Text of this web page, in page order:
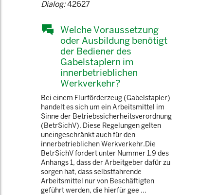
Dialog:42627
Welche Voraussetzung
oder Ausbildung benötigt
der Bediener des
Gabelstaplern im
innerbetrieblichen
Werkverkehr?
Bei einem Flurförderzeug (Gabelstapler)
handelt es sich um ein Arbeitsmittel im
Sinne der Betriebssicherheitsverordnung
(BetrSichV). Diese Regelungen gelten
uneingeschränkt auch für den
innerbetrieblichen Werkverkehr.Die
BetrSichV fordert unter Nummer 1.9 des
Anhangs 1, dass der Arbeitgeber dafür zu
sorgen hat, dass selbstfahrende
Arbeitsmittel nur von Beschäftigten
geführt werden, die hierfür gee ...